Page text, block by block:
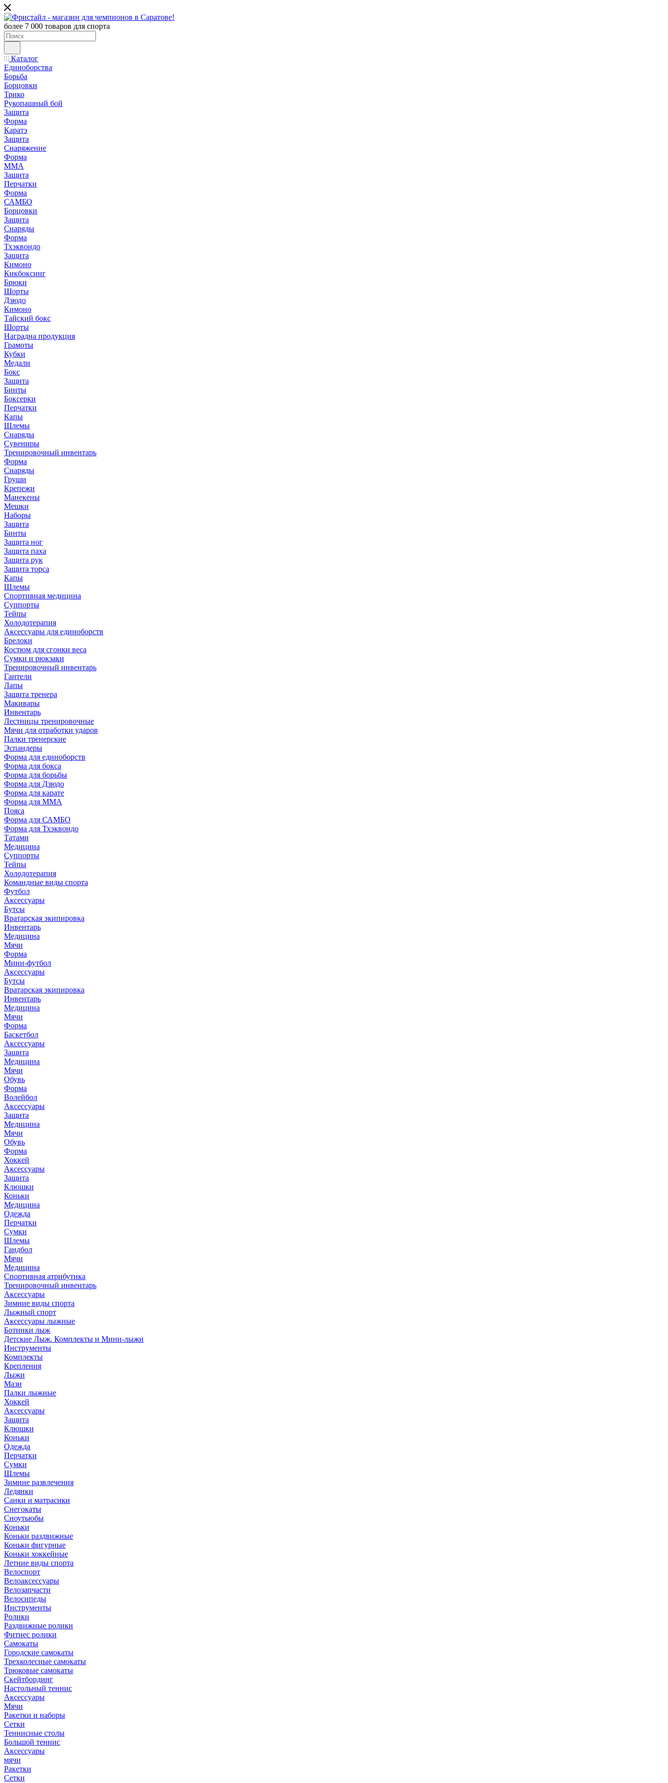
более 7 000 товаров для спорта
Каталог
Единоборства
Борьба
Борцовки
Трико
Рукопашный бой
Защита
Форма
Каратэ
Защита
Снаряжение
Форма
ММА
Защита
Перчатки
Форма
САМБО
Борцовки
Защита
Снаряды
Форма
Тхэквондо
Защита
Кимоно
Кикбоксинг
Брюки
Шорты
Дзюдо
Кимоно
Тайский бокс
Шорты
Наградна продукция
Грамоты
Кубки
Медали
Бокс
Защита
Бинты
Боксерки
Перчатки
Капы
Шлемы
Снаряды
Сувениры
Тренировочный инвентарь
Форма
Снаряды
Груши
Крепежи
Манекены
Мешки
Наборы
Защита
Бинты
Защита ног
Защита паха
Защита рук
Защита торса
Капы
Шлемы
Спортивная медицина
Суппорты
Тейпы
Холодотерапия
Аксессуары для единоборств
Брелоки
Костюм для сгонки веса
Сумки и рюкзаки
Тренировочный инвентарь
Гантели
Лапы
Защита тренера
Макивары
Инвентарь
Лестницы тренировочные
Мячи для отработки ударов
Палки тренерские
Эспандеры
Форма для единоборств
Форма для бокса
Форма для борьбы
Форма для Дзюдо
Форма для карате
Форма для MMA
Пояса
Форма для САМБО
Форма для Тхэквондо
Татами
Медицина
Суппорты
Тейпы
Холодотерапия
Командные виды спорта
Футбол
Аксессуары
Бутсы
Вратарская экипировка
Инвентарь
Медицина
Мячи
Форма
Мини-футбол
Аксессуары
Бутсы
Вратарская экипировка
Инвентарь
Медицина
Мячи
Форма
Баскетбол
Аксессуары
Защита
Медицина
Мячи
Обувь
Форма
Волейбол
Аксессуары
Защита
Медицина
Мячи
Обувь
Форма
Хоккей
Аксессуары
Защита
Клюшки
Коньки
Медицина
Одежда
Перчатки
Сумки
Шлемы
Гандбол
Мячи
Медицина
Спортивная атрибутика
Тренировочный инвентарь
Аксессуары
Зимние виды спорта
Лыжный спорт
Аксессуары лыжные
Ботинки лыж
Детские Лыж. Комплекты и Мини-лыжи
Инструменты
Комплекты
Крепления
Лыжи
Мази
Палки лыжные
Хоккей
Аксессуары
Защита
Клюшки
Коньки
Одежда
Перчатки
Сумки
Шлемы
Зимние развлечения
Ледянки
Санки и матрасики
Снегокаты
Сноутьюбы
Коньки
Коньки раздвижные
Коньки фигурные
Коньки хоккейные
Летние виды спорта
Велоспорт
Велоаксессуары
Велозапчасти
Велосипеды
Инструменты
Ролики
Раздвижные ролики
Фитнес ролики
Самокаты
Городские самокаты
Трехколесные самокаты
Трюковые самокаты
Скейтбординг
Настольный теннис
Аксессуары
Мячи
Ракетки и наборы
Сетки
Теннисные столы
Большой теннис
Аксессуары
мячи
Ракетки
Сетки